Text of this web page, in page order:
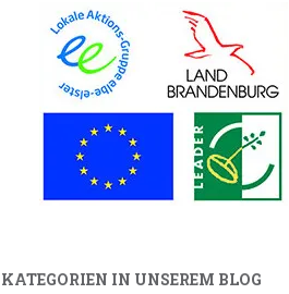
KATEGORIEN IN UNSEREM BLOG